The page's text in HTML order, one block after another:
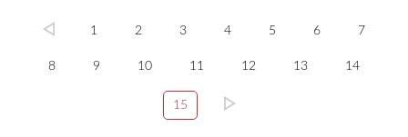
1 2 3 4 5 6 7
8 9 10 11 12 13 14
15